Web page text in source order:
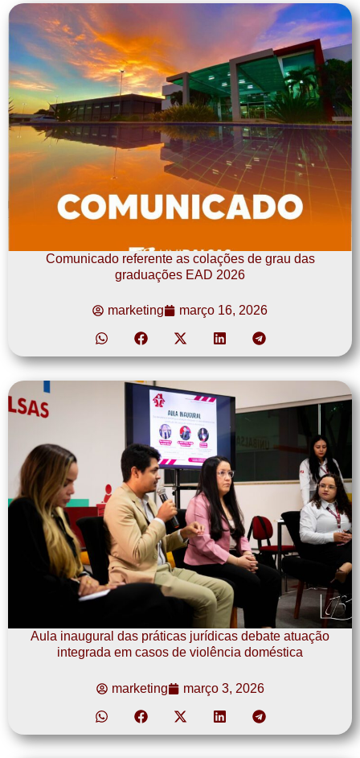
Comunicado referente as colações de grau das
graduações EAD 2026
marketing março 16, 2026
Aula inaugural das práticas jurídicas debate atuação
integrada em casos de violência doméstica
marketing março 3, 2026